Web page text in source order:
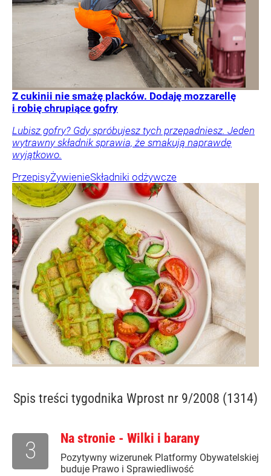
Z cukinii nie smażę placków. Dodaję mozzarellę
i robię chrupiące gofry
Lubisz gofry? Gdy spróbujesz tych przepadniesz. Jeden
wytrawny składnik sprawia, że smakują naprawdę
wyjątkowo.
PrzepisyŻywienieSkładniki odżywcze
Spis treści tygodnika Wprost nr 9/2008 (1314)
Na stronie - Wilki i barany
Pozytywny wizerunek Platformy Obywatelskiej
buduje Prawo i Sprawiedliwość
3